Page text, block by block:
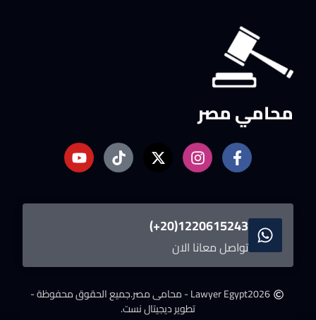
محامي مصر
1220615243(20+)
تواصل معانا الان
2026Lawyer Egypt - محامى مصر.
جميع الحقوق محفوظة -
تطوير ديجيتال نست.